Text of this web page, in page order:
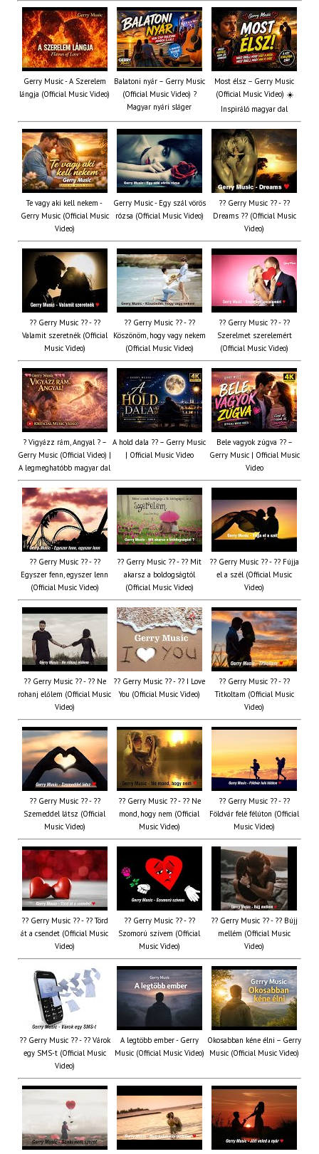
Gerry Music - A Szerelem
lángja (Official Music Video)
Balatoni nyár – Gerry Music
(Official Music Video) ?
Magyar nyári sláger
Most élsz – Gerry Music
(Official Music Video) ☀️
Inspiráló magyar dal
Te vagy aki kell nekem -
Gerry Music (Official Music
Video)
Gerry Music - Egy szál vörös
rózsa (Official Music Video)
?? Gerry Music ?? - ??
Dreams ?? (Official Music
Video)
?? Gerry Music ?? - ??
Valamit szeretnék (Official
Music Video)
?? Gerry Music ?? - ??
Köszönöm, hogy vagy nekem
(Official Music Video)
?? Gerry Music ?? - ??
Szerelmet szerelemért
(Official Music Video)
? Vigyázz rám, Angyal ? –
Gerry Music (Official Video) |
A legmeghatóbb magyar dal
A hold dala ?? – Gerry Music
| Official Music Video
Bele vagyok zúgva ?? –
Gerry Music | Official Music
Video
?? Gerry Music ?? - ??
Egyszer fenn, egyszer lenn
(Official Music Video)
?? Gerry Music ?? - ?? Mit
akarsz a boldogságtól
(Official Music Video)
?? Gerry Music ?? - ?? Fújja
el a szél (Official Music
Video)
?? Gerry Music ?? - ?? Ne
rohanj előlem (Official Music
Video)
?? Gerry Music ?? - ?? I Love
You (Official Music Video)
?? Gerry Music ?? - ??
Titkoltam (Official Music
Video)
?? Gerry Music ?? - ??
Szemeddel látsz (Official
Music Video)
?? Gerry Music ?? - ?? Ne
mond, hogy nem (Official
Music Video)
?? Gerry Music ?? - ??
Földvár felé félúton (Official
Music Video)
?? Gerry Music ?? - ?? Törd
át a csendet (Official Music
Video)
?? Gerry Music ?? - ??
Szomorú szívem (Official
Music Video)
?? Gerry Music ?? - ?? Bújj
mellém (Official Music
Video)
?? Gerry Music ?? - ?? Várok
egy SMS-t (Official Music
Video)
A legtöbb ember - Gerry
Music (Official Music Video)
Okosabban kéne élni – Gerry
Music (Official Music Video)